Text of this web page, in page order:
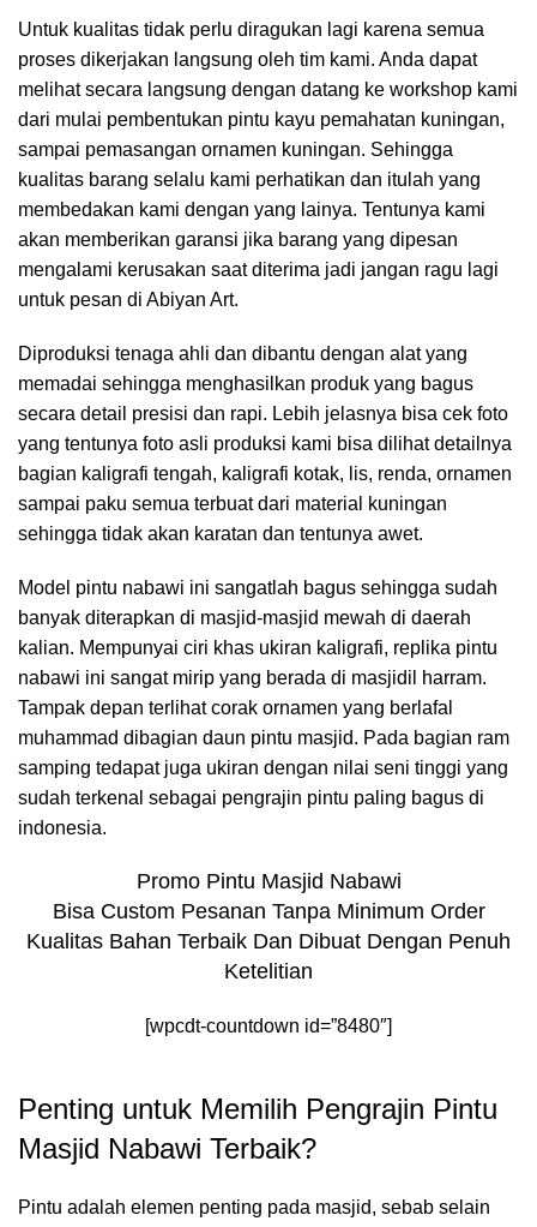
Untuk kualitas tidak perlu diragukan lagi karena semua
proses dikerjakan langsung oleh tim kami. Anda dapat
melihat secara langsung dengan datang ke workshop kami
dari mulai pembentukan pintu kayu pemahatan kuningan,
sampai pemasangan ornamen kuningan. Sehingga
kualitas barang selalu kami perhatikan dan itulah yang
membedakan kami dengan yang lainya. Tentunya kami
akan memberikan garansi jika barang yang dipesan
mengalami kerusakan saat diterima jadi jangan ragu lagi
untuk pesan di Abiyan Art.
Diproduksi tenaga ahli dan dibantu dengan alat yang
memadai sehingga menghasilkan produk yang bagus
secara detail presisi dan rapi. Lebih jelasnya bisa cek foto
yang tentunya foto asli produksi kami bisa dilihat detailnya
bagian kaligrafi tengah, kaligrafi kotak, lis, renda, ornamen
sampai paku semua terbuat dari material kuningan
sehingga tidak akan karatan dan tentunya awet.
Model pintu nabawi ini sangatlah bagus sehingga sudah
banyak diterapkan di masjid-masjid mewah di daerah
kalian. Mempunyai ciri khas ukiran kaligrafi, replika pintu
nabawi ini sangat mirip yang berada di masjidil harram.
Tampak depan terlihat corak ornamen yang berlafal
muhammad dibagian daun pintu masjid. Pada bagian ram
samping tedapat juga ukiran dengan nilai seni tinggi yang
sudah terkenal sebagai pengrajin pintu paling bagus di
indonesia.
Promo Pintu Masjid Nabawi
Bisa Custom Pesanan Tanpa Minimum Order
Kualitas Bahan Terbaik Dan Dibuat Dengan Penuh
Ketelitian
[wpcdt-countdown id=”8480″]
Penting untuk Memilih Pengrajin Pintu
Masjid Nabawi Terbaik?
Pintu adalah elemen penting pada masjid, sebab selain